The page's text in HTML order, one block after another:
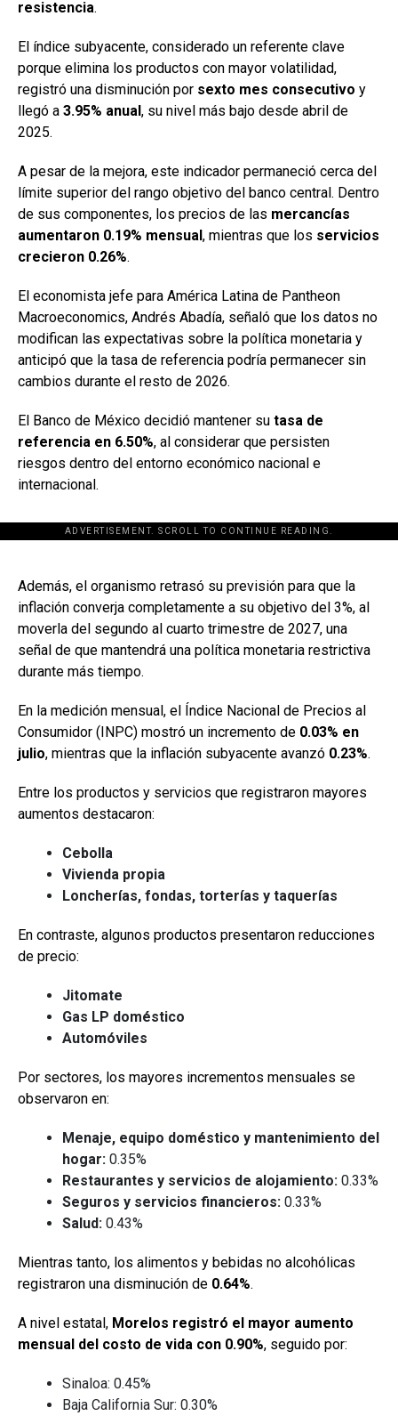
resistencia.
El índice subyacente, considerado un referente clave
porque elimina los productos con mayor volatilidad,
registró una disminución por sexto mes consecutivo y
llegó a 3.95% anual, su nivel más bajo desde abril de
2025.
A pesar de la mejora, este indicador permaneció cerca del
límite superior del rango objetivo del banco central. Dentro
de sus componentes, los precios de las mercancías
aumentaron 0.19% mensual, mientras que los servicios
crecieron 0.26%.
El economista jefe para América Latina de Pantheon
Macroeconomics, Andrés Abadía, señaló que los datos no
modifican las expectativas sobre la política monetaria y
anticipó que la tasa de referencia podría permanecer sin
cambios durante el resto de 2026.
El Banco de México decidió mantener su tasa de
referencia en 6.50%, al considerar que persisten
riesgos dentro del entorno económico nacional e
internacional.
ADVERTISEMENT. SCROLL TO CONTINUE READING.
[adsforwp id="243463"]
Además, el organismo retrasó su previsión para que la
inflación converja completamente a su objetivo del 3%, al
moverla del segundo al cuarto trimestre de 2027, una
señal de que mantendrá una política monetaria restrictiva
durante más tiempo.
En la medición mensual, el Índice Nacional de Precios al
Consumidor (INPC) mostró un incremento de 0.03% en
julio, mientras que la inflación subyacente avanzó 0.23%.
Entre los productos y servicios que registraron mayores
aumentos destacaron:
Cebolla
Vivienda propia
Loncherías, fondas, torterías y taquerías
En contraste, algunos productos presentaron reducciones
de precio:
Jitomate
Gas LP doméstico
Automóviles
Por sectores, los mayores incrementos mensuales se
observaron en:
Menaje, equipo doméstico y mantenimiento del
hogar: 0.35%
Restaurantes y servicios de alojamiento: 0.33%
Seguros y servicios financieros: 0.33%
Salud: 0.43%
Mientras tanto, los alimentos y bebidas no alcohólicas
registraron una disminución de 0.64%.
A nivel estatal, Morelos registró el mayor aumento
mensual del costo de vida con 0.90%, seguido por:
Sinaloa: 0.45%
Baja California Sur: 0.30%